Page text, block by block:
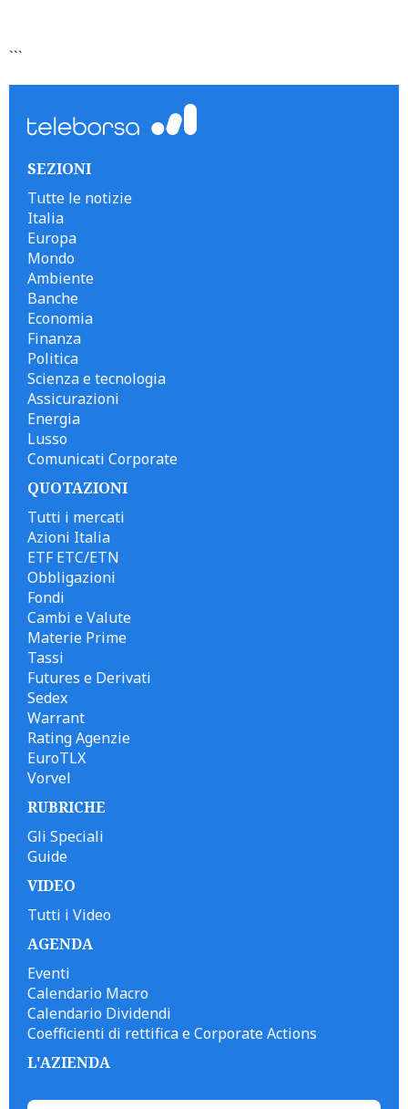
```
SEZIONI
Tutte le notizie
Italia
Europa
Mondo
Ambiente
Banche
Economia
Finanza
Politica
Scienza e tecnologia
Assicurazioni
Energia
Lusso
Comunicati Corporate
QUOTAZIONI
Tutti i mercati
Azioni Italia
ETF ETC/ETN
Obbligazioni
Fondi
Cambi e Valute
Materie Prime
Tassi
Futures e Derivati
Sedex
Warrant
Rating Agenzie
EuroTLX
Vorvel
RUBRICHE
Gli Speciali
Guide
VIDEO
Tutti i Video
AGENDA
Eventi
Calendario Macro
Calendario Dividendi
Coefficienti di rettifica e Corporate Actions
L'AZIENDA